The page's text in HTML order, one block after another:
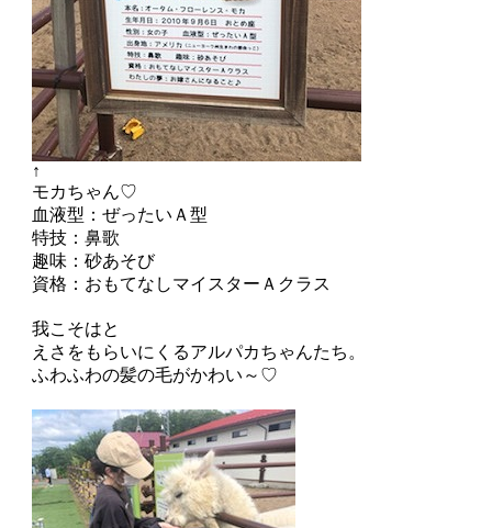
↑
モカちゃん♡
血液型：ぜったいＡ型
特技：鼻歌
趣味：砂あそび
資格：おもてなしマイスターＡクラス
我こそはと
えさをもらいにくるアルパカちゃんたち。
ふわふわの髪の毛がかわい～♡